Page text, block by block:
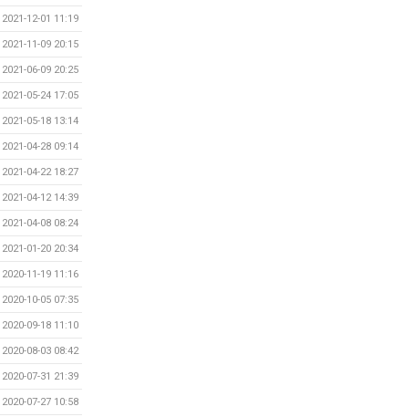
2021-12-01 11:19
2021-11-09 20:15
2021-06-09 20:25
2021-05-24 17:05
2021-05-18 13:14
2021-04-28 09:14
2021-04-22 18:27
2021-04-12 14:39
2021-04-08 08:24
2021-01-20 20:34
2020-11-19 11:16
2020-10-05 07:35
2020-09-18 11:10
2020-08-03 08:42
2020-07-31 21:39
2020-07-27 10:58